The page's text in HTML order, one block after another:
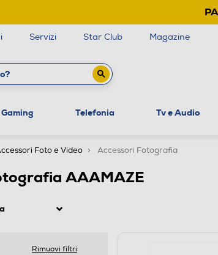
Servizi Star Club Magazine
Gaming Telefonia Tv e Audio
Foto e Video Accessori Fotografia
AAAMAZE
Rimuovi filtri